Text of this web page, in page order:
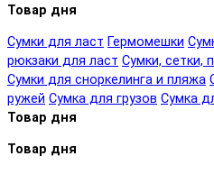
Товар дня
Сумки для ласт Гермомешки
рюкзаки для ласт Сумки, сетки,
Сумки для сноркелинга и пляжа
ружей Сумка для грузов Сумка
Товар дня
Товар дня